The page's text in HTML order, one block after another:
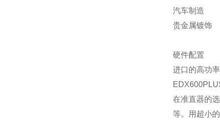
汽车制造
贵金属镀饰
硬件配置
进口的高功
在准直器的
等。用超小